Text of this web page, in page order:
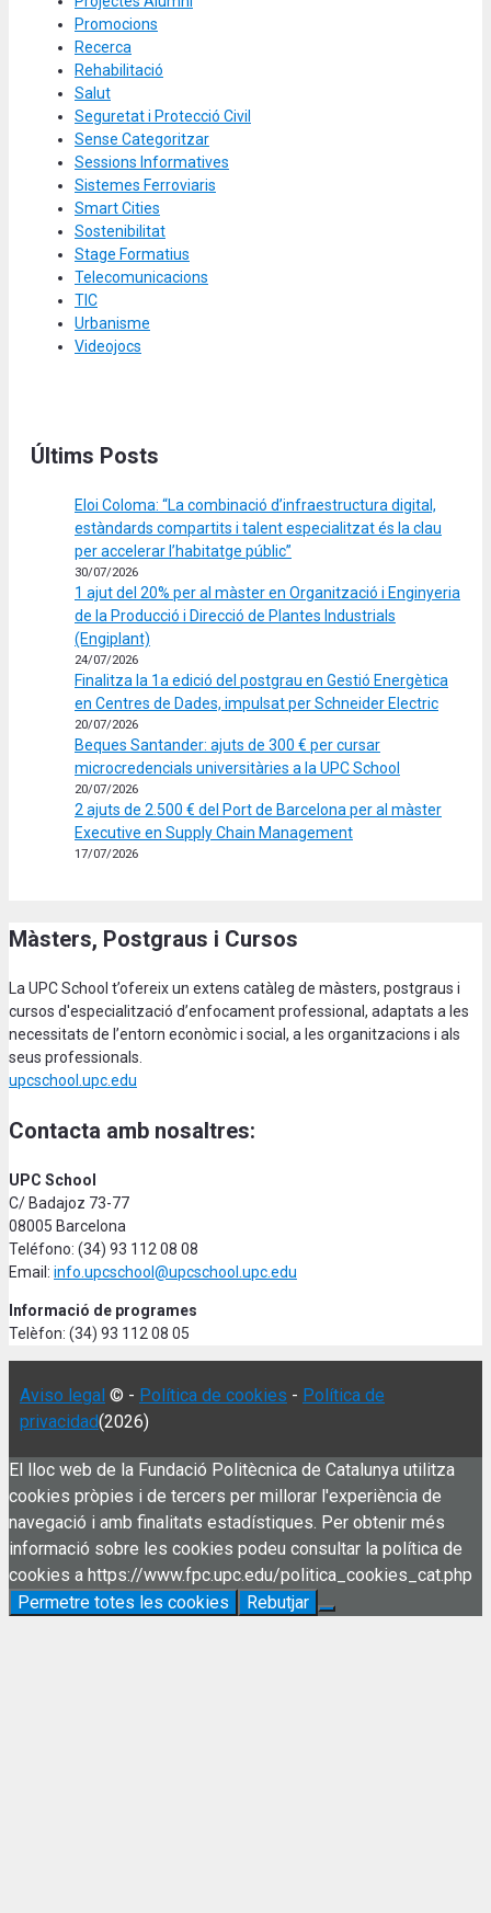
Promocions
Recerca
Rehabilitació
Salut
Seguretat i Protecció Civil
Sense Categoritzar
Sessions Informatives
Sistemes Ferroviaris
Smart Cities
Sostenibilitat
Stage Formatius
Telecomunicacions
TIC
Urbanisme
Videojocs
Últims Posts
Eloi Coloma: “La combinació d’infraestructura digital,
estàndards compartits i talent especialitzat és la clau
per accelerar l’habitatge públic”
30/07/2026
1 ajut del 20% per al màster en Organització i Enginyeria
de la Producció i Direcció de Plantes Industrials
(Engiplant)
24/07/2026
Finalitza la 1a edició del postgrau en Gestió Energètica
en Centres de Dades, impulsat per Schneider Electric
20/07/2026
Beques Santander: ajuts de 300 € per cursar
microcredencials universitàries a la UPC School
20/07/2026
2 ajuts de 2.500 € del Port de Barcelona per al màster
Executive en Supply Chain Management
17/07/2026
Màsters, Postgraus i Cursos
La UPC School t’ofereix un extens catàleg de màsters, postgraus i
cursos d'especialització d’enfocament professional, adaptats a les
necessitats de l’entorn econòmic i social, a les organitzacions i als
seus professionals.
upcschool.upc.edu
Contacta amb nosaltres:
UPC School
C/ Badajoz 73-77
08005 Barcelona
Teléfono: (34) 93 112 08 08
Email: info.upcschool@upcschool.upc.edu
Informació de programes
Telèfon: (34) 93 112 08 05
Aviso legal © - Política de cookies - Política de
privacidad(2026)
El lloc web de la Fundació Politècnica de Catalunya utilitza
cookies pròpies i de tercers per millorar l'experiència de
navegació i amb finalitats estadístiques. Per obtenir més
informació sobre les cookies podeu consultar la política de
cookies a https://www.fpc.upc.edu/politica_cookies_cat.php
Permetre totes les cookies
Rebutjar